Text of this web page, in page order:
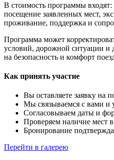
В стоимость программы
посещение заявленных мест,
проживание, поддержка и
Программа может
условий, дорожной ситуации
на безопасность и комфорт
Как принять участие
Вы оставляете заявку на
Мы связываемся с вами и
Согласовываем даты и
Проверяем наличие мест
Бронирование
Перейти в галерею